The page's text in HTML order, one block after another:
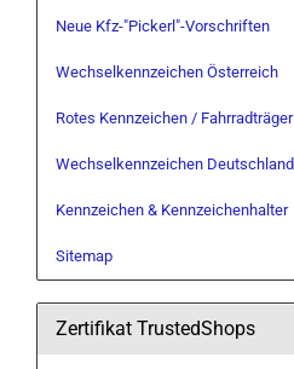
Neue Kfz-"Pickerl"-Vorschriften
Wechselkennzeichen Österreich
Rotes Kennzeichen / Fahrradträger
Wechselkennzeichen Deutschland
Kennzeichen & Kennzeichenhalter
Sitemap
Zertifikat TrustedShops